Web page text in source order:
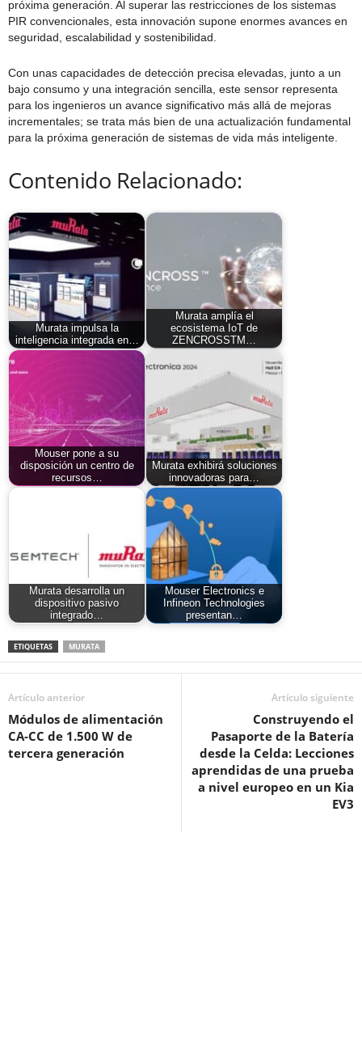
próxima generación. Al superar las restricciones de los sistemas
PIR convencionales, esta innovación supone enormes avances en
seguridad, escalabilidad y sostenibilidad.
Con unas capacidades de detección precisa elevadas, junto a un
bajo consumo y una integración sencilla, este sensor representa
para los ingenieros un avance significativo más allá de mejoras
incrementales; se trata más bien de una actualización fundamental
para la próxima generación de sistemas de vida más inteligente.
Contenido Relacionado:
Murata impulsa la
inteligencia integrada en…
Murata amplía el
ecosistema IoT de
ZENCROSSTM…
Mouser pone a su
disposición un centro de
recursos…
Murata exhibirá soluciones
innovadoras para…
Murata desarrolla un
dispositivo pasivo
integrado…
Mouser Electronics e
Infineon Technologies
presentan…
ETIQUETAS MURATA
Artículo anterior
Módulos de alimentación
CA-CC de 1.500 W de
tercera generación
Artículo siguiente
Construyendo el
Pasaporte de la Batería
desde la Celda: Lecciones
aprendidas de una prueba
a nivel europeo en un Kia
EV3